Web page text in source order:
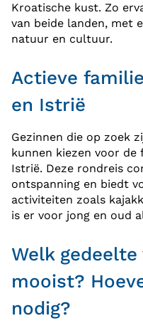
Kroatische kust. Zo
van beide landen, met
natuur en cultuur.
Actieve
en Istrië
Gezinnen die op zoek
kunnen kiezen voor de
Istrië. Deze rondreis
ontspanning en biedt
activiteiten zoals
is er voor jong en oud
Welk
mooist?
nodig?